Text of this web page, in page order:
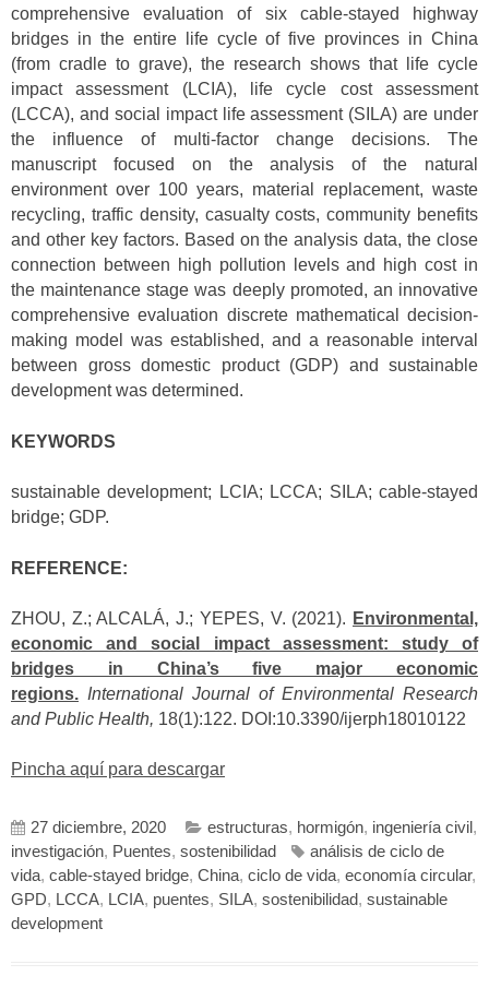
comprehensive evaluation of six cable-stayed highway
bridges in the entire life cycle of five provinces in China
(from cradle to grave), the research shows that life cycle
impact assessment (LCIA), life cycle cost assessment
(LCCA), and social impact life assessment (SILA) are under
the influence of multi-factor change decisions. The
manuscript focused on the analysis of the natural
environment over 100 years, material replacement, waste
recycling, traffic density, casualty costs, community benefits
and other key factors. Based on the analysis data, the close
connection between high pollution levels and high cost in
the maintenance stage was deeply promoted, an innovative
comprehensive evaluation discrete mathematical decision-
making model was established, and a reasonable interval
between gross domestic product (GDP) and sustainable
development was determined.
KEYWORDS
sustainable development; LCIA; LCCA; SILA; cable-stayed
bridge; GDP.
REFERENCE:
ZHOU, Z.; ALCALÁ, J.; YEPES, V. (2021). Environmental,
economic and social impact assessment: study of
bridges in China’s five major economic
regions. International Journal of Environmental Research
and Public Health, 18(1):122. DOI:10.3390/ijerph18010122
Pincha aquí para descargar
27 diciembre, 2020 estructuras, hormigón, ingeniería civil ,
investigación, Puentes, sostenibilidad
análisis de ciclo de
vida, cable-stayed bridge, China, ciclo de vida, economía circular,
GPD, LCCA, LCIA, puentes, SILA, sostenibilidad, sustainable
development